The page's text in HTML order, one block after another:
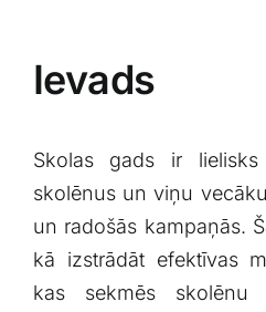
Ievads
Skolas gads ir
skolēnus un⁢ viņu
un radošās kampaņās.
kā⁤ izstrādāt efektīvas‍
kas sekmēs‍ skolēnu